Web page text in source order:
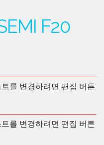
F20
를 변경하려면 편집 버튼
를 변경하려면 편집 버튼